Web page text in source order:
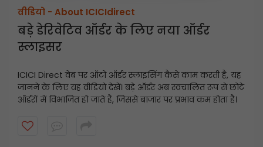
वीडियो - About ICICIdirect
बड़े डेरिवेटिव ऑर्डर के लिए नया ऑर्डर
स्लाइसर
ICICI Direct वेब पर ऑटो ऑर्डर स्लाइसिंग कैसे काम करती है, यह
जानने के लिए यह वीडियो देखें। बड़े ऑर्डर अब स्वचालित रूप से छोटे
ऑर्डरों में विभाजित हो जाते हैं, जिससे बाजार पर प्रभाव कम होता है।